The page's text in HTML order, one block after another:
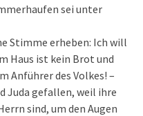
sei unter
Stimme erheben: Ich will
Haus ist kein Brot und
Anführer des Volkes! –
Juda gefallen, weil ihre
sind, um den Augen